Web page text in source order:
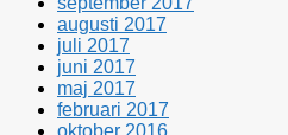
augusti 2017
juli 2017
juni 2017
maj 2017
februari 2017